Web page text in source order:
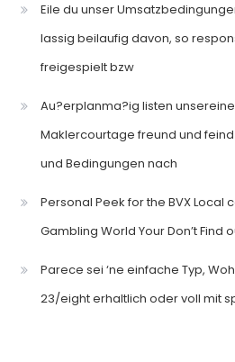
Eile du unser
lassig beilaufig davon, so
freigespielt bzw
Au?erplanma?ig listen
Maklercourtage freund und
und Bedingungen nach
Personal Peek for the BVX Local
Gambling World Your Don’t Find
Parece sei ‘ne einfache Typ,
23/eight erhaltlich oder voll mit